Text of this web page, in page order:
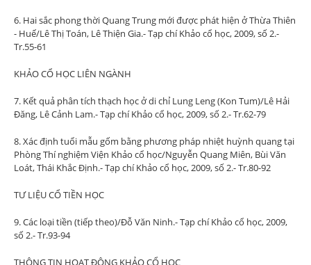
6. Hai sắc phong thời Quang Trung mới được phát hiện ở Thừa Thiên
- Huế/Lê Thị Toán, Lê Thiện Gia.- Tạp chí Khảo cổ học, 2009, số 2.-
Tr.55-61
KHẢO CỔ HỌC LIÊN NGÀNH
7. Kết quả phân tích thạch học ở di chỉ Lung Leng (Kon Tum)/Lê Hải
Đăng, Lê Cảnh Lam.- Tạp chí Khảo cổ học, 2009, số 2.- Tr.62-79
8. Xác định tuổi mẫu gốm bằng phương pháp nhiệt huỳnh quang tại
Phòng Thí nghiệm Viện Khảo cổ học/Nguyễn Quang Miên, Bùi Văn
Loát, Thái Khắc Định.- Tạp chí Khảo cổ học, 2009, số 2.- Tr.80-92
TƯ LIỆU CỔ TIỀN HỌC
9. Các loại tiền (tiếp theo)/Đỗ Văn Ninh.- Tạp chí Khảo cổ học, 2009,
số 2.- Tr.93-94
THÔNG TIN HOẠT ĐỘNG KHẢO CỔ HỌC